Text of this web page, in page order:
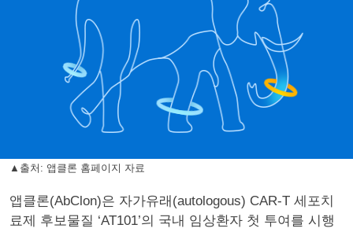
▲출처: 앱클론 홈페이지 자료
앱클론(AbClon)은 자가유래(autologous) CAR-T 세포치
료제 후보물질 ‘AT101’의 국내 임상환자 첫 투여를 시행